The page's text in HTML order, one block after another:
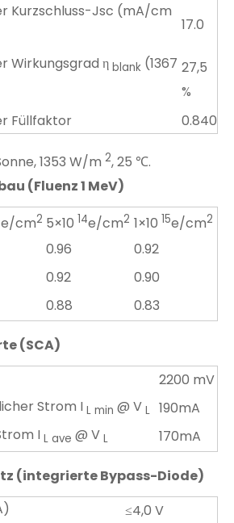
Kurzschluss-Jsc (mA/cm
17.0
Wirkungsgrad η blank (1367 27,5
%
Füllfaktor
0.840
1353 W/m 2, 25 ℃.
(Fluenz 1 MeV)
e/cm2 5×10 14e/cm2 1×10 15e/cm2
0.96
0.92
0.92
0.90
0.88 0.83
(SCA)
2200 mV
Strom I L min @ V L 190mA
I L ave @ V L 170mA
(integrierte Bypass-Diode)
≤4,0 V